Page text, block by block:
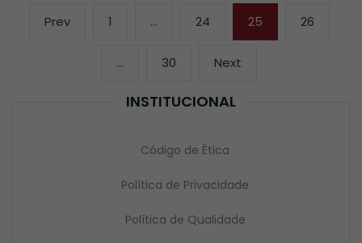
Navegação
PrevPreviousPage
1 … Page
24 Page
25 Page
26
… Page
30 Next
INSTITUCIONAL
Código de Ética
Política de Privacidade
Política de Qualidade